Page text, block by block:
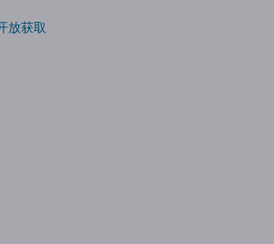
放获取